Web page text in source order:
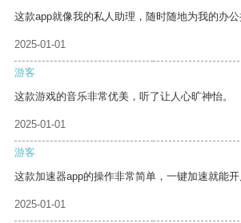
这款app就像我的私人助理，随时随地为我的办公
2025-01-01
游客
这款游戏的音乐非常优美，听了让人心旷神怡。
2025-01-01
游客
这款加速器app的操作非常简单，一键加速就能开
2025-01-01